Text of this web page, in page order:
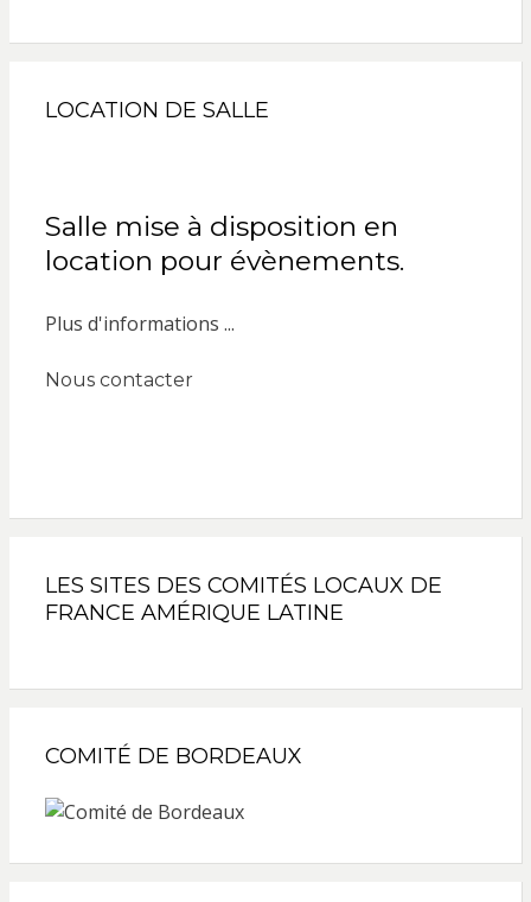
LOCATION DE SALLE
Salle mise à disposition en
location pour évènements.
Plus d'informations ...
Nous contacter
LES SITES DES COMITÉS LOCAUX DE
FRANCE AMÉRIQUE LATINE
COMITÉ DE BORDEAUX